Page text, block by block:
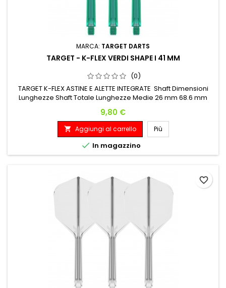
MARCA: TARGET DARTS
TARGET - K-FLEX VERDI SHAPE I 41 MM
(0)
TARGET K-FLEX ASTINE E ALETTE INTEGRATE Shaft Dimensioni
Lunghezze Shaft Totale Lunghezze Medie 26 mm 68.6 mm
Prezzo
9,80 €
 Aggiungi al carrello Più
 In magazzino
favorite_border